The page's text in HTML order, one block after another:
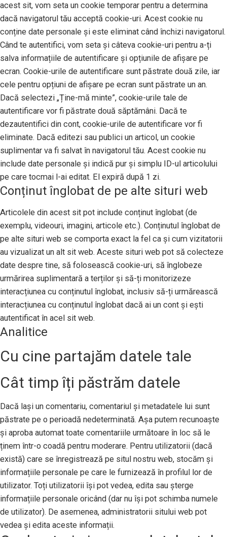
acest sit, vom seta un cookie temporar pentru a determina
dacă navigatorul tău acceptă cookie-uri. Acest cookie nu
conține date personale și este eliminat când închizi navigatorul.
Când te autentifici, vom seta și câteva cookie-uri pentru a-ți
salva informațiile de autentificare și opțiunile de afișare pe
ecran. Cookie-urile de autentificare sunt păstrate două zile, iar
cele pentru opțiuni de afișare pe ecran sunt păstrate un an.
Dacă selectezi „Ține-mă minte”, cookie-urile tale de
autentificare vor fi păstrate două săptămâni. Dacă te
dezautentifici din cont, cookie-urile de autentificare vor fi
eliminate. Dacă editezi sau publici un articol, un cookie
suplimentar va fi salvat în navigatorul tău. Acest cookie nu
include date personale și indică pur și simplu ID-ul articolului
pe care tocmai l-ai editat. El expiră după 1 zi.
Conținut înglobat de pe alte situri web
Articolele din acest sit pot include conținut înglobat (de
exemplu, videouri, imagini, articole etc.). Conținutul înglobat de
pe alte situri web se comporta exact la fel ca și cum vizitatorii
au vizualizat un alt sit web. Aceste situri web pot să colecteze
date despre tine, să folosească cookie-uri, să înglobeze
urmărirea suplimentară a terților și să-ți monitorizeze
interacțiunea cu conținutul înglobat, inclusiv să-ți urmărească
interacțiunea cu conținutul înglobat dacă ai un cont și ești
autentificat în acel sit web.
Analitice
Cu cine partajăm datele tale
Cât timp îți păstrăm datele
Dacă lași un comentariu, comentariul și metadatele lui sunt
păstrate pe o perioadă nedeterminată. Așa putem recunoaște
și aproba automat toate comentariile următoare în loc să le
ținem într-o coadă pentru moderare. Pentru utilizatorii (dacă
există) care se înregistrează pe situl nostru web, stocăm și
informațiile personale pe care le furnizează în profilul lor de
utilizator. Toți utilizatorii își pot vedea, edita sau șterge
informațiile personale oricând (dar nu își pot schimba numele
de utilizator). De asemenea, administratorii sitului web pot
vedea și edita aceste informații.